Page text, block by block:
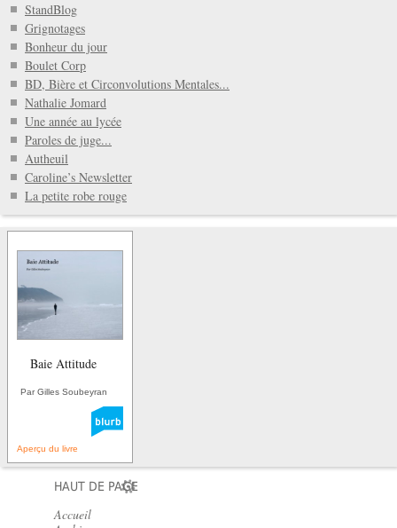
StandBlog
Grignotages
Bonheur du jour
Boulet Corp
BD, Bière et Circonvolutions Mentales...
Nathalie Jomard
Une année au lycée
Paroles de juge...
Autheuil
Caroline’s Newsletter
La petite robe rouge
Baie Attitude
Par Gilles Soubeyran
Aperçu du livre
HAUT DE PAGE
Accueil